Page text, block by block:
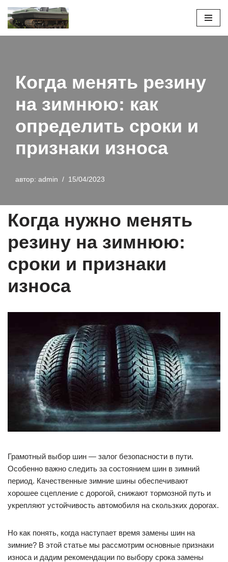
Перейти
Когда менять резину
на зимнюю: как
определить сроки и
признаки износа
автор: admin 15/04/2023
Когда нужно менять
резину на зимнюю:
сроки и признаки
износа
Грамотный выбор шин — залог безопасности в пути.
Особенно важно следить за состоянием шин в зимний
период. Качественные зимние шины обеспечивают
хорошее сцепление с дорогой, снижают тормозной путь и
укрепляют устойчивость автомобиля на скользких дорогах.
Но как понять, когда наступает время замены шин на
зимние? В этой статье мы рассмотрим основные признаки
износа и дадим рекомендации по выбору срока замены